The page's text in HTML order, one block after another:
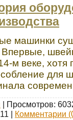
машинки
Впервые,
м веке, хотя
для
| Просмотров:
| Комментарии